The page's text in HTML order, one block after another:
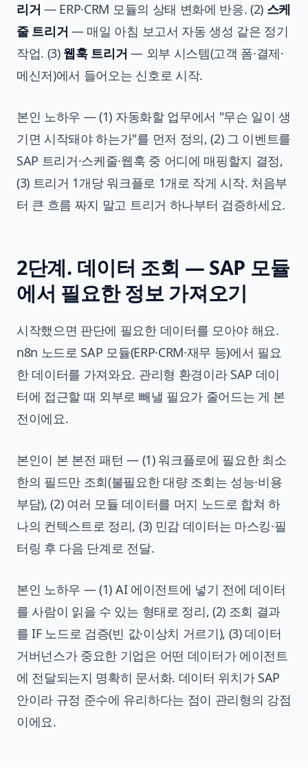
리거 — ERP·CRM 모듈의 상태 변화에 반응. (2) 스케
줄 트리거 — 매일 아침 보고서 자동 생성 같은 정기
작업. (3) 웹훅 트리거 — 외부 시스템(고객 폼·결제·
메신저)에서 들어오는 신호로 시작.
본인 노하우 — (1) 자동화할 업무에서 "무슨 일이 생
기면 시작돼야 하는가"를 먼저 정의, (2) 그 이벤트를
SAP 트리거·스케줄·웹훅 중 어디에 매핑할지 결정,
(3) 트리거 1개당 워크플로 1개로 작게 시작. 처음부
터 큰 흐름 짜지 말고 트리거 하나부터 검증하세요.
2단계. 데이터 조회 — SAP 모듈
에서 필요한 정보 가져오기
시작했으면 판단에 필요한 데이터를 모아야 해요.
n8n 노드로 SAP 모듈(ERP·CRM·재무 등)에서 필요
한 데이터를 가져와요. 관리형 환경이라 SAP 데이
터에 접근할 때 외부로 빼낼 필요가 줄어드는 게 본
전이에요.
본인이 본 본전 패턴 — (1) 워크플로에 필요한 최소
한의 필드만 조회(불필요한 대량 조회는 성능·비용
부담), (2) 여러 모듈 데이터를 머지 노드로 합쳐 하
나의 컨텍스트로 정리, (3) 민감 데이터는 마스킹·필
터링 후 다음 단계로 전달.
본인 노하우 — (1) AI 에이전트에 넣기 전에 데이터
를 사람이 읽을 수 있는 형태로 정리, (2) 조회 결과
를 IF 노드로 검증(빈 값·이상치 거르기), (3) 데이터
거버넌스가 중요한 기업은 어떤 데이터가 에이전트
에 전달되는지 명확히 문서화. 데이터 위치가 SAP
안이라 규정 준수에 유리하다는 점이 관리형의 강점
이에요.